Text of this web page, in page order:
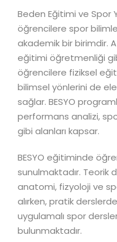
Beden Eğitimi ve Spor
öğrencilere spor
akademik bir birimdir.
eğitimi öğretmenliği
öğrencilere fiziksel
bilimsel yönlerini de
sağlar. BESYO
performans analizi,
gibi alanları kapsar.
BESYO eğitiminde
sunulmaktadır. Teorik
anatomi, fizyoloji ve
alırken, pratik
uygulamalı spor
bulunmaktadır.